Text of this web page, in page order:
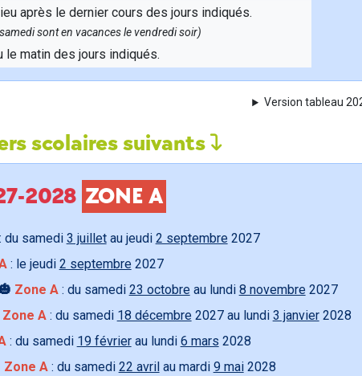
après le dernier cours des jours indiqués.
sont en vacances le vendredi soir)
le matin des jours indiqués.
Version tableau
scolaires suivants
2028 ZONE A
du samedi 3 juilletau jeudi 2 septembre 2027
: le jeudi 2 septembre 2027
Zone A: du samedi 23 octobre au lundi 8 novembre 2027
Zone A: du samedi 18 décembre 2027 au lundi 3 janvier2028
: du samedi 19 févrierau lundi 6 mars 2028
Zone A: du samedi 22 avril au mardi 9 mai2028